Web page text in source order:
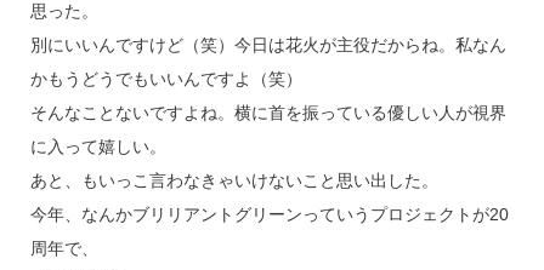
思った。
別にいいんですけど（笑）今日は花火が主役だからね。私なん
かもうどうでもいいんですよ（笑）
そんなことないですよね。横に首を振っている優しい人が視界
に入って嬉しい。
あと、もいっこ言わなきゃいけないこと思い出した。
今年、なんかブリリアントグリーンっていうプロジェクトが20
周年で、